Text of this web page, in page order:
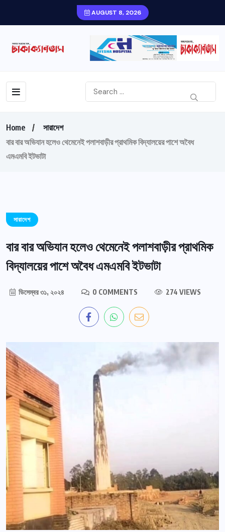
AUGUST 8, 2026
Home
সারাদেশ
বার বার অভিযান হলেও থেমেনেই পলাশবাড়ীর প্রাথমিক বিদ্যালয়ের পাশে অবৈধ
এমএমবি ইটভাটা
সারাদেশ
বার বার অভিযান হলেও থেমেনেই পলাশবাড়ীর প্রাথমিক
বিদ্যালয়ের পাশে অবৈধ এমএমবি ইটভাটা
ডিসেম্বর ৩১, ২০২৪ 0 COMMENTS 274 VIEWS